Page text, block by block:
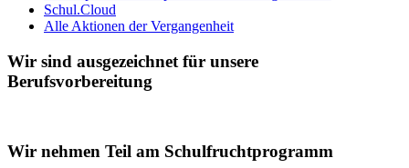
Schul.Cloud
Alle Aktionen der Vergangenheit
Wir sind ausgezeichnet für unsere
Berufsvorbereitung
Wir nehmen Teil am Schulfruchtprogramm